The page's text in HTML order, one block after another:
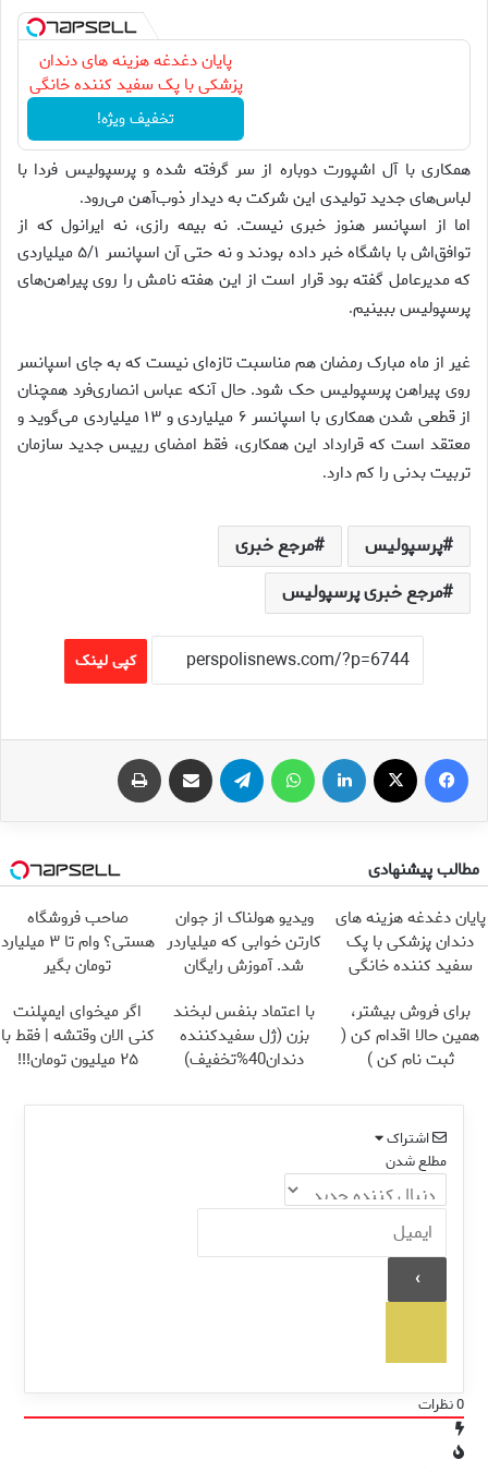
پایان دغدغه هزینه های دندان
پزشکی با پک سفید کننده خانگی
تخفیف ویژه!
همکاری با آل اشپورت دوباره از سر گرفته شده و پرسپولیس فردا با
لباس‌های جدید تولیدی این شرکت به دیدار ذوب‌آهن می‌رود.
اما از اسپانسر هنوز خبری نیست. نه بیمه رازی، نه ایرانول که از
توافق‌اش با باشگاه خبر داده بودند و نه حتی آن اسپانسر ۵/۱ میلیاردی
که مدیرعامل گفته بود قرار است از این هفته نامش را روی پیراهن‌های
پرسپولیس ببینیم.
غیر از ماه مبارک رمضان هم مناسبت تازه‌ای نیست که به جای اسپانسر
روی پیراهن پرسپولیس حک شود. حال آنکه عباس انصاری‌فرد همچنان
از قطعی شدن همکاری با اسپانسر ۶ میلیاردی و ۱۳ میلیاردی می‌گوید و
معتقد است که قرارداد این همکاری، فقط امضای رییس جدید سازمان
تربیت بدنی را کم دارد.
پرسپولیس
مرجع خبری
مرجع خبری پرسپولیس
کپی لینک
فیس بوک لینکدین تلگرام اشتراک گذاری از طریق ایمیل
مطالب پیشنهادی
پایان دغدغه هزینه های
دندان پزشکی با پک
سفید کننده خانگی
ویدیو هولناک از جوان
کارتن خوابی که میلیاردر
شد. آموزش رایگان
صاحب فروشگاه
هستی؟ وام تا ۳ میلیارد
تومان بگیر
برای فروش بیشتر،
همین حالا اقدام کن (
ثبت نام کن )
با اعتماد بنفس لبخند
بزن (ژل سفیدکننده
دندان40%تخفیف)
اگر میخوای ایمپلنت
کنی الان وقتشه | فقط با
۲۵ میلیون تومان!!!
اشتراک
مطلع شدن
0نظرات